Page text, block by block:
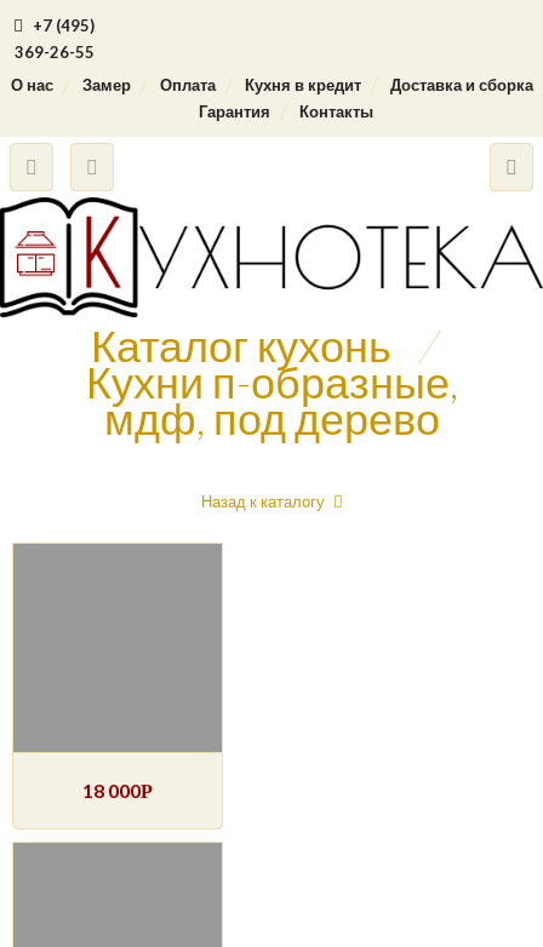
+7 (495)
369-26-55
О нас
Замер Оплата Кухня в кредит
Доставка и сборка
Гарантия
Контакты
Каталог кухонь /
Кухни п-образные,
мдф, под дерево
Назад к каталогу
18 000Р